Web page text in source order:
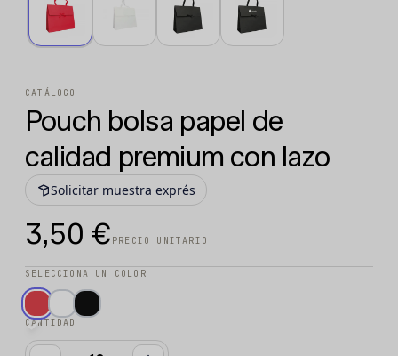
CATÁLOGO
Pouch bolsa papel de
calidad premium con lazo
Solicitar muestra exprés
3,50 € PRECIO UNITARIO
SELECCIONA UN COLOR
CANTIDAD